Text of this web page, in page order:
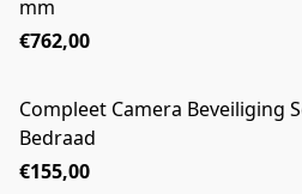
mm
€762,00
Compleet Camera Beveiliging
Bedraad
€155,00